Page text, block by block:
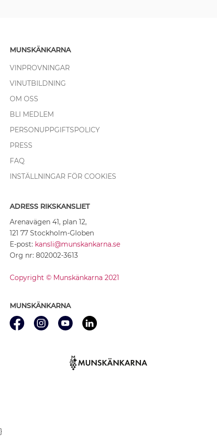
MUNSKÄNKARNA
VINPROVNINGAR
VINUTBILDNING
OM OSS
BLI MEDLEM
PERSONUPPGIFTSPOLICY
PRESS
FAQ
INSTÄLLNINGAR FÖR COOKIES
ADRESS RIKSKANSLIET
Arenavägen 41, plan 12,
121 77 Stockholm-Globen
E-post: kansli@munskankarna.se
Org nr: 802002-3613
Copyright © Munskänkarna 2021
MUNSKÄNKARNA
}